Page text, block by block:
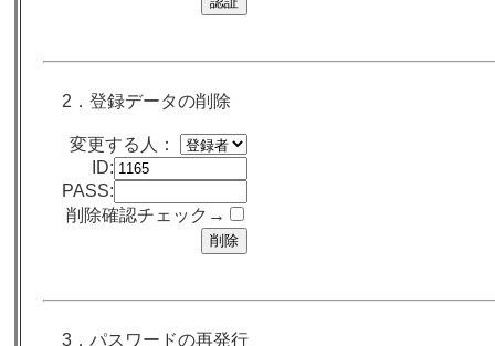
2．登録データの削除
変更する人：
ID:
PASS:
削除確認チェック→
3．パスワードの再発行